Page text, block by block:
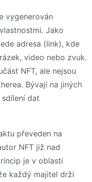
vygenerován
Jako
adresa (link), kde
video nebo zvuk.
NFT, ale nejsou
Bývají na jiných
dat
převeden na
NFT již nad
je v oblasti
každý majitel drží